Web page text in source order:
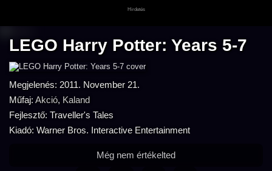
LEGO Harry Potter: Years 5-7
Megjelenés: 2011. November 21.
Műfaj: Akció, Kaland
Fejlesztő: Traveller's Tales
Kiadó: Warner Bros. Interactive Entertainment
Még nem értékelted